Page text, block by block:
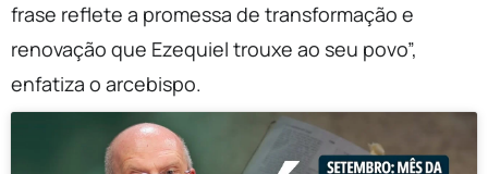
frase reflete a promessa de transformação e
renovação que Ezequiel trouxe ao seu povo”,
enfatiza o arcebispo.